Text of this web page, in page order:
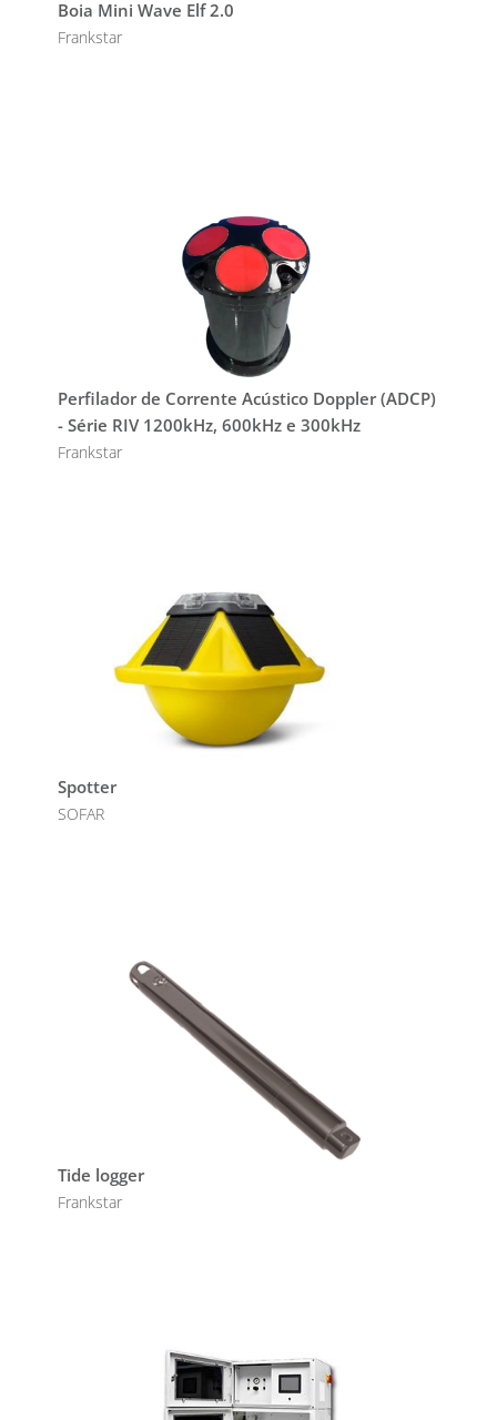
Boia Mini Wave Elf 2.0
Frankstar
Perfilador de Corrente Acústico Doppler (ADCP)
- Série RIV 1200kHz, 600kHz e 300kHz
Frankstar
Spotter
SOFAR
Tide logger
Frankstar